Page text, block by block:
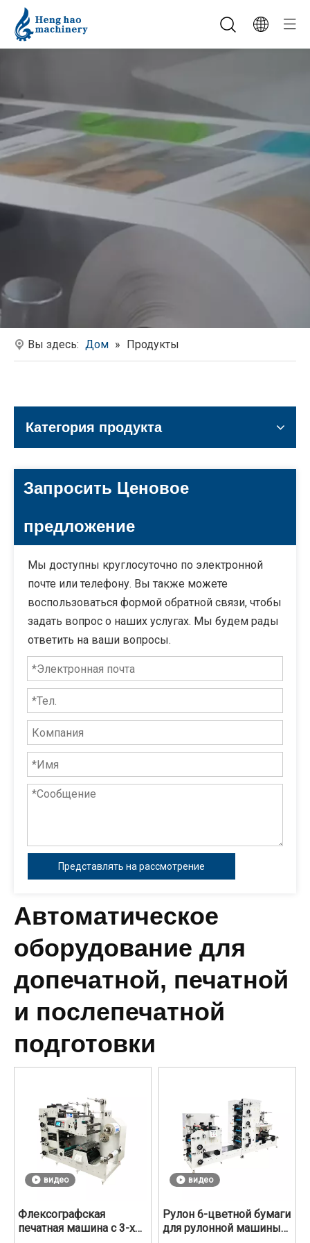
Вы здесь: Дом » Продукты
Категория продукта
Запросить Ценовое
предложение
Мы доступны круглосуточно по электронной
почте или телефону. Вы также можете
воспользоваться формой обратной связи, чтобы
задать вопрос о наших услугах. Мы будем рады
ответить на ваши вопросы.
Представлять на рассмотрение
Автоматическое
оборудование для
допечатной, печатной
и послепечатной
подготовки
видео
Флексографская
печатная машина с 3-х
видео
Рулон 6-цветной бумаги
для рулонной машины